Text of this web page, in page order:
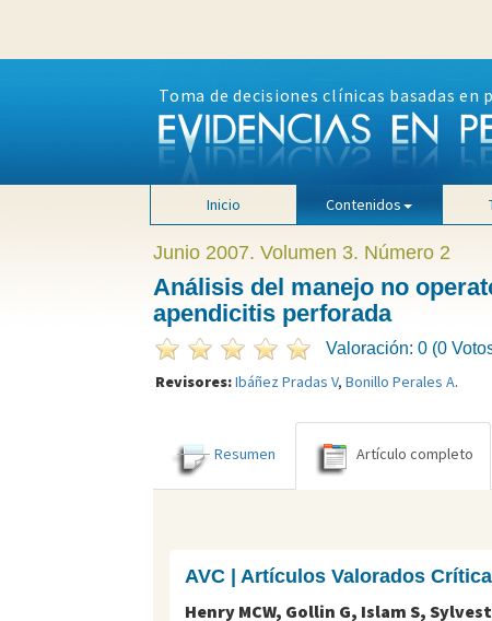
Toma de decisiones clínicas basadas en
Inicio Contenidos
Junio 2007. Volumen 3. Número 2
Análisis del manejo no
apendicitis perforada
Valoración: 0 (0
Revisores:Ibáñez Pradas V, Bonillo Perales A.
Resumen Artículo completo
AVC | Artículos Valorados
Henry MCW, Gollin G, Islam S,